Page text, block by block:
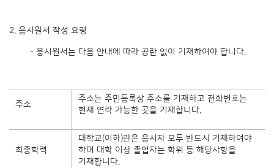
2. 응시원서 작성 요령
- 응시원서는 다음 안내에 따라 공란 없이 기재하여야 합니다.
주소
주소는 주민등록상 주소를 기재하고 전화번호는
현재 연락 가능한 곳을 기재합니다.
최종학력
대학교(이하)란은 응시자 모두 반드시 기재하여야
하며 대학 이상 졸업자는 학위 등 해당사항을
기재합니다.